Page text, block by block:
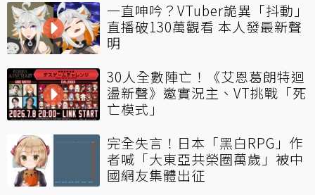
一直呻吟？VTuber詭異「抖動」
直播破130萬觀看 本人發最新聲
明
30人全數陣亡！《艾恩葛朗特迴
盪新聲》邀實況主、VT挑戰「死
亡模式」
完全失言！日本「黑白RPG」作
者喊「大東亞共榮圈萬歲」被中
國網友集體出征